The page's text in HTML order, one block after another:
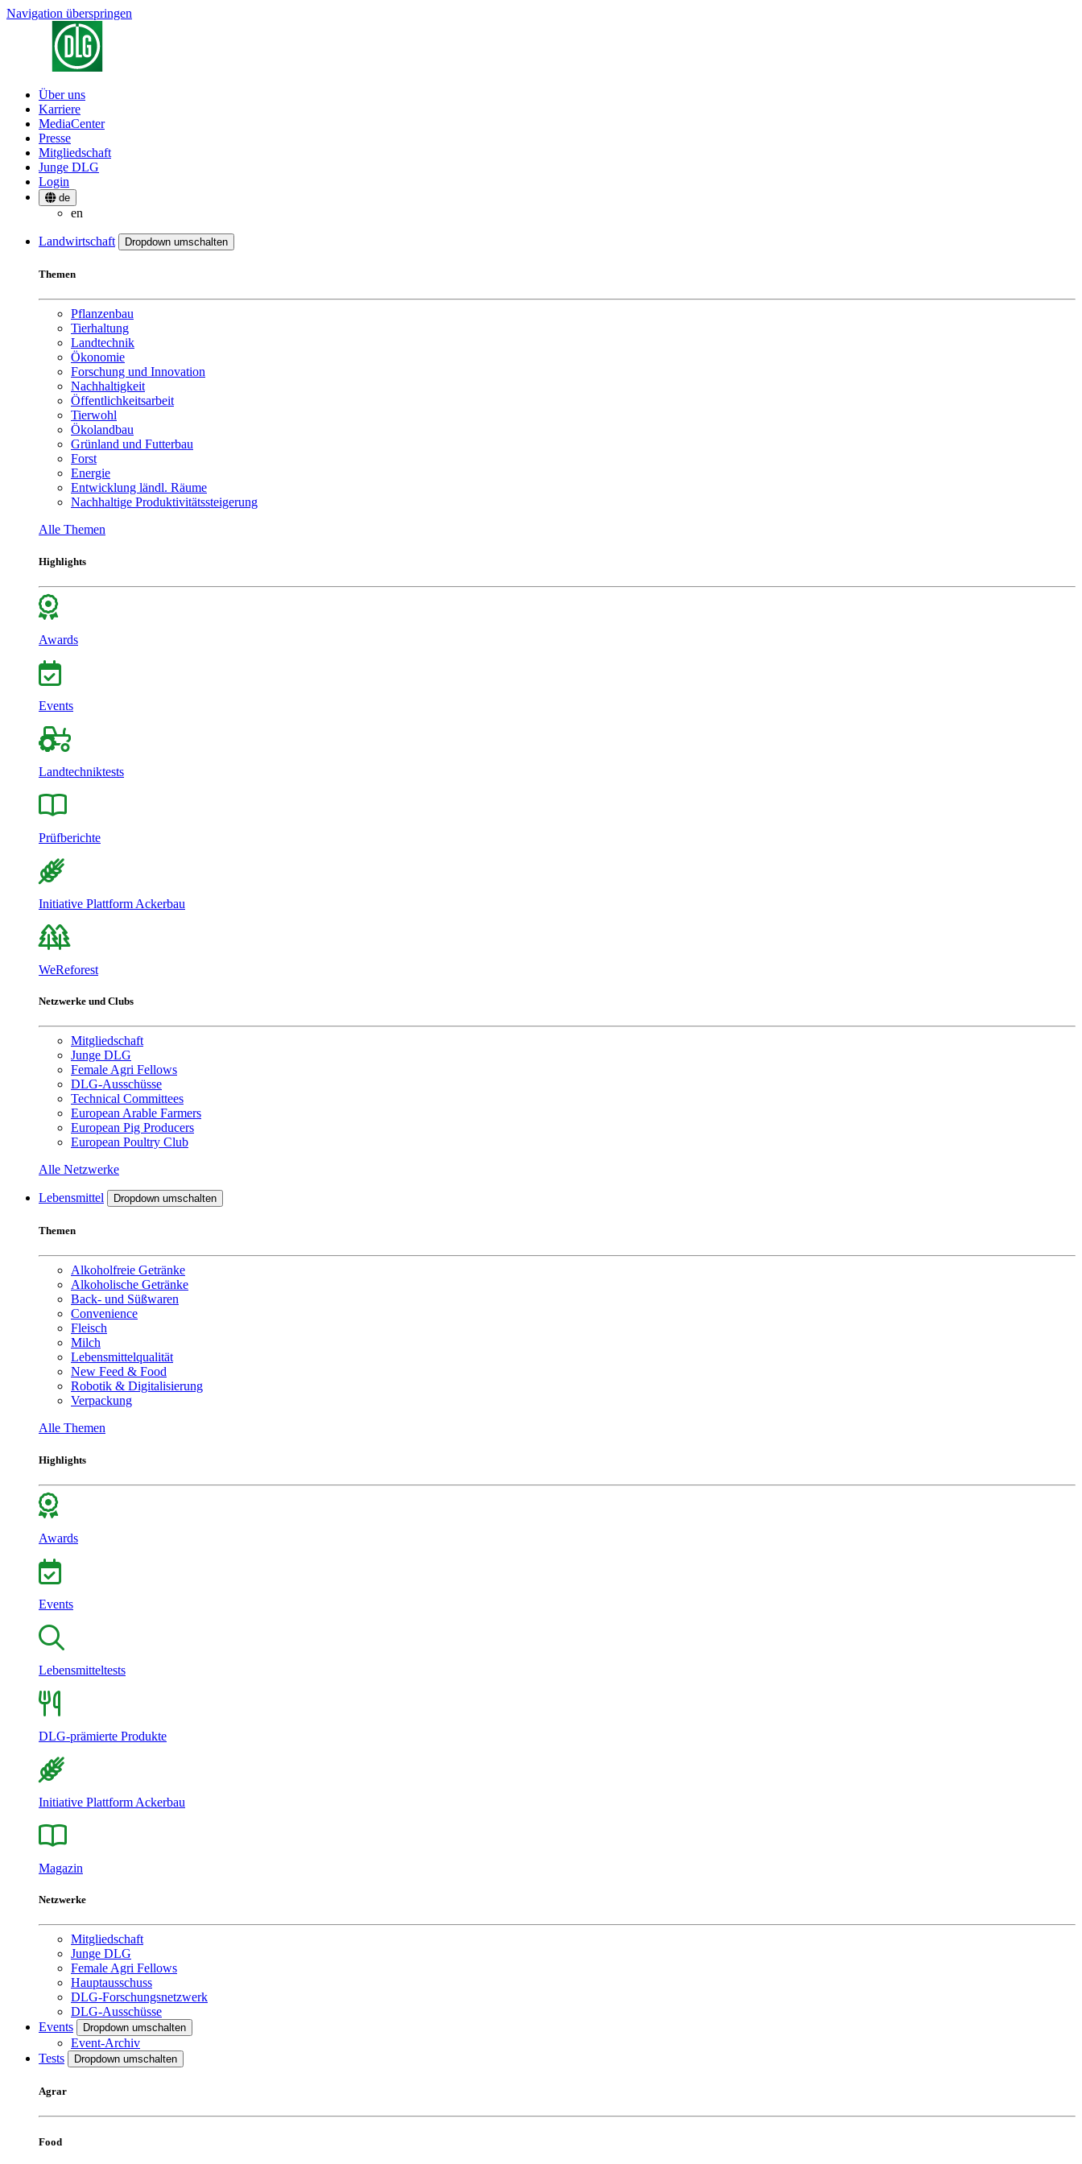
Navigation überspringen
Über uns
Karriere
MediaCenter
Presse
Mitgliedschaft
Junge DLG
Login
de
en
Landwirtschaft Dropdown umschalten
Themen
Pflanzenbau
Tierhaltung
Landtechnik
Ökonomie
Forschung und Innovation
Nachhaltigkeit
Öffentlichkeitsarbeit
Tierwohl
Ökolandbau
Grünland und Futterbau
Forst
Energie
Entwicklung ländl. Räume
Nachhaltige Produktivitätssteigerung
Alle Themen
Highlights
Awards
Events
Landtechniktests
Prüfberichte
Initiative Plattform Ackerbau
WeReforest
Netzwerke und Clubs
Mitgliedschaft
Junge DLG
Female Agri Fellows
DLG-Ausschüsse
Technical Committees
European Arable Farmers
European Pig Producers
European Poultry Club
Alle Netzwerke
Lebensmittel Dropdown umschalten
Themen
Alkoholfreie Getränke
Alkoholische Getränke
Back- und Süßwaren
Convenience
Fleisch
Milch
Lebensmittelqualität
New Feed & Food
Robotik & Digitalisierung
Verpackung
Alle Themen
Highlights
Awards
Events
Lebensmitteltests
DLG-prämierte Produkte
Initiative Plattform Ackerbau
Magazin
Netzwerke
Mitgliedschaft
Junge DLG
Female Agri Fellows
Hauptausschuss
DLG-Forschungsnetzwerk
DLG-Ausschüsse
Events
Dropdown umschalten
Event-Archiv
Tests
Dropdown umschalten
Agrar
Food